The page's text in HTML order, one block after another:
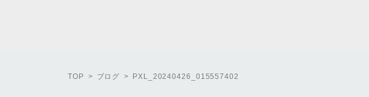
TOP ブログ PXL_20240426_015557402